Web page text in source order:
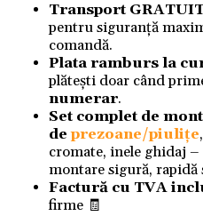
Transport
pentru siguranță
comandă.
Plata ramburs la
plătești doar când
numerar.
Set complet de
deprezoane/piulițe
cromate, inele ghidaj
montare sigură, rapidă
Factură cu TVA
firme 🧾